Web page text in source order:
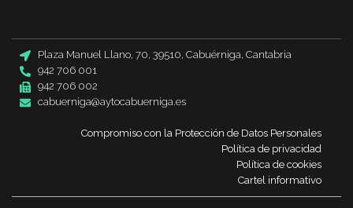
Plaza Manuel Llano, 70, 39510, Cabuérniga, Cantabria
942 706 001
942 706 002
cabuerniga@aytocabuerniga.es
Compromiso con la Protección de Datos Personales
Política de privacidad
Política de cookies
Cartel informativo